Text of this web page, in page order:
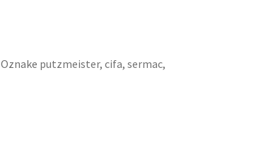
Oznake putzmeister, cifa, sermac,